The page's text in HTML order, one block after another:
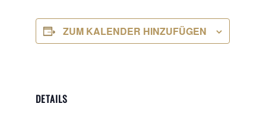
ZUM KALENDER HINZUFÜGEN
DETAILS